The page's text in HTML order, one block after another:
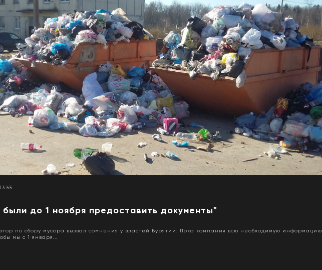
до 1 ноября предоставить документы"
по сбору мусора вызвал сомнения у властей Бурятии: Пока компания всю необходимую информацию
мы с 1 января...